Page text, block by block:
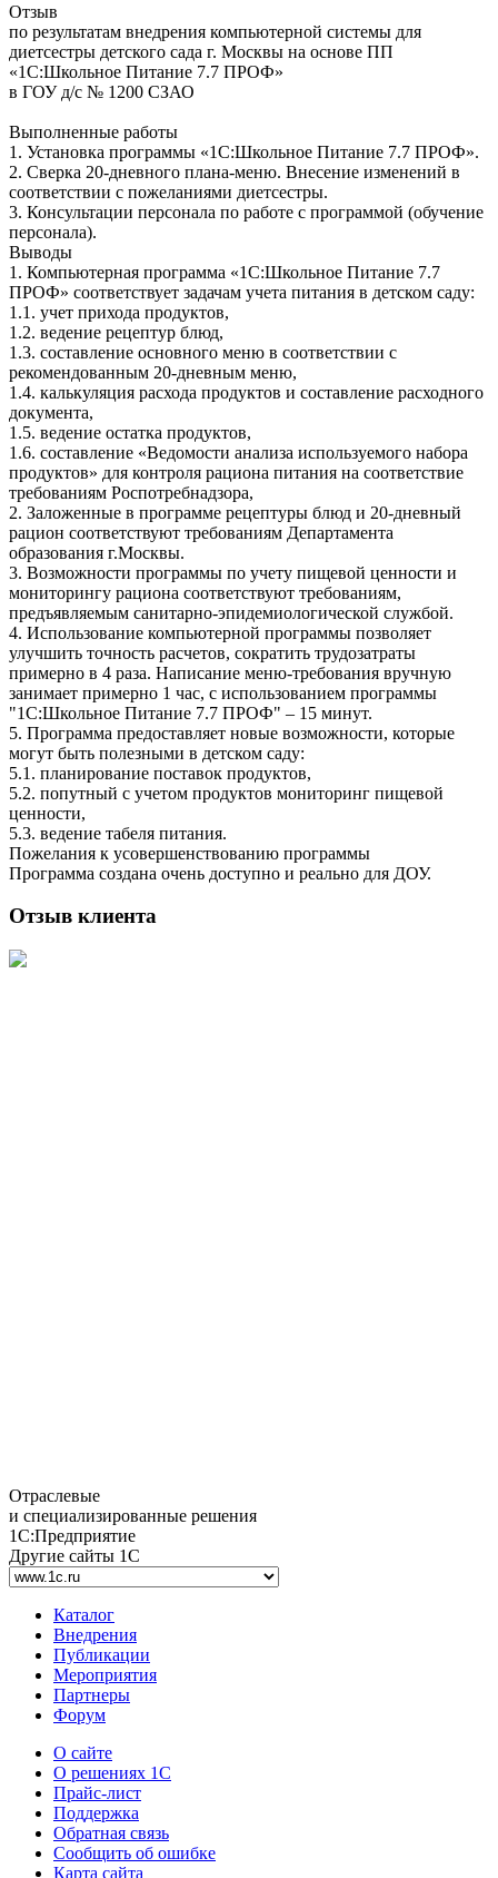
Отзыв
по результатам внедрения компьютерной системы для
диетсестры детского сада г. Москвы на основе ПП
«1С:Школьное Питание 7.7 ПРОФ»
в ГОУ д/с № 1200 СЗАО
Выполненные работы
1. Установка программы «1С:Школьное Питание 7.7 ПРОФ».
2. Сверка 20-дневного плана-меню. Внесение изменений в
соответствии с пожеланиями диетсестры.
3. Консультации персонала по работе с программой (обучение
персонала).
Выводы
1. Компьютерная программа «1С:Школьное Питание 7.7
ПРОФ» соответствует задачам учета питания в детском саду:
1.1. учет прихода продуктов,
1.2. ведение рецептур блюд,
1.3. составление основного меню в соответствии с
рекомендованным 20-дневным меню,
1.4. калькуляция расхода продуктов и составление расходного
документа,
1.5. ведение остатка продуктов,
1.6. составление «Ведомости анализа используемого набора
продуктов» для контроля рациона питания на соответствие
требованиям Роспотребнадзора,
2. Заложенные в программе рецептуры блюд и 20-дневный
рацион соответствуют требованиям Департамента
образования г.Москвы.
3. Возможности программы по учету пищевой ценности и
мониторингу рациона соответствуют требованиям,
предъявляемым санитарно-эпидемиологической службой.
4. Использование компьютерной программы позволяет
улучшить точность расчетов, сократить трудозатраты
примерно в 4 раза. Написание меню-требования вручную
занимает примерно 1 час, с использованием программы
"1С:Школьное Питание 7.7 ПРОФ" – 15 минут.
5. Программа предоставляет новые возможности, которые
могут быть полезными в детском саду:
5.1. планирование поставок продуктов,
5.2. попутный с учетом продуктов мониторинг пищевой
ценности,
5.3. ведение табеля питания.
Пожелания к усовершенствованию программы
Программа создана очень доступно и реально для ДОУ.
Отзыв клиента
Отраслевые
и специализированные решения
1С:Предприятие
Другие сайты 1С
Каталог
Внедрения
Публикации
Мероприятия
Партнеры
Форум
О сайте
О решениях 1С
Прайс-лист
Поддержка
Обратная связь
Сообщить об ошибке
Карта сайта